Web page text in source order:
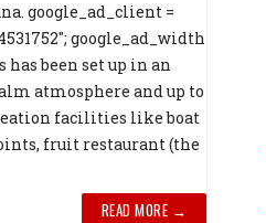
google_ad_client =
google_ad_width
has been set up in an
atmosphere and up to
facilities like boat
fruit restaurant (the
READ MORE →